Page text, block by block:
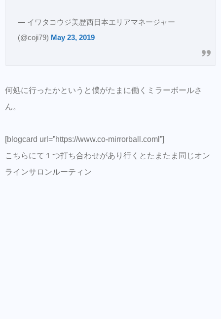
録すると予約も出来ます。
美容師の方にはこちらもオススメ。SNSプロ
— イワタコウジ美歴西日本エリアマネージャー
(@coji79) May 23, 2019
何処に行ったかというと僕がたまに働くミラーボールさ
ん。
[blogcard url=”https://www.co-mirrorball.coml”]
こちらにて１つ打ち合わせがあり行くとたまたま同じオン
ラインサロンルーティン